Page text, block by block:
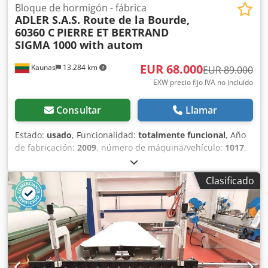
Kaunas 13.284 km
Bloque de hormigón - fábrica
ADLER S.A.S. Route de la Bourde,
60360 C PIERRE ET BERTRAND
SIGMA 1000 with autom
EUR 68.000EUR 89.000
EXW precio fijo IVA no incluído
Consultar Llamar
Estado: usado, Funcionalidad: totalmente funcional, Año
de fabricación: 2009, número de máquina/vehículo: 1017,
Línea de producción usada para bloques de hormigón (y
arcilla expandida). La línea se utilizaba para producir
bloques de hormigón utilizando arcilla expandida. Desde
2023-08, la línea ya no está en funcionamiento, se ha
conservado. Línea de bloques en orden: - 2 pcs. silos
pequeños (con vibro, con aletas neumáticas). -
Transportador de suministro de materia prima a la tolva
de pesaje. - Tolva de pesaje. - Transportador de suministro
de materia prima desde la tolva de pesaje hasta la
Clasificado